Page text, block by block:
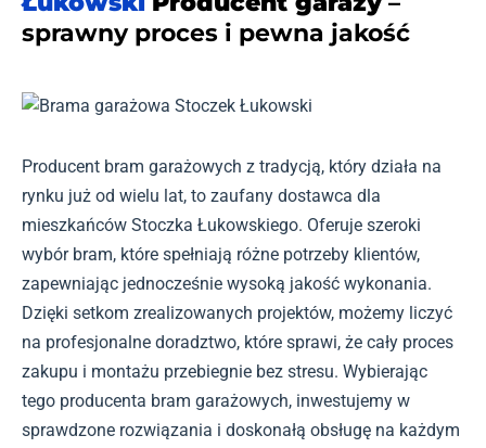
sprawny proces i pewna jakość
Producent bram garażowych z tradycją, który działa na
rynku już od wielu lat, to zaufany dostawca dla
mieszkańców Stoczka Łukowskiego. Oferuje szeroki
wybór bram, które spełniają różne potrzeby klientów,
zapewniając jednocześnie wysoką jakość wykonania.
Dzięki setkom zrealizowanych projektów, możemy liczyć
na profesjonalne doradztwo, które sprawi, że cały proces
zakupu i montażu przebiegnie bez stresu. Wybierając
tego producenta bram garażowych, inwestujemy w
sprawdzone rozwiązania i doskonałą obsługę na każdym